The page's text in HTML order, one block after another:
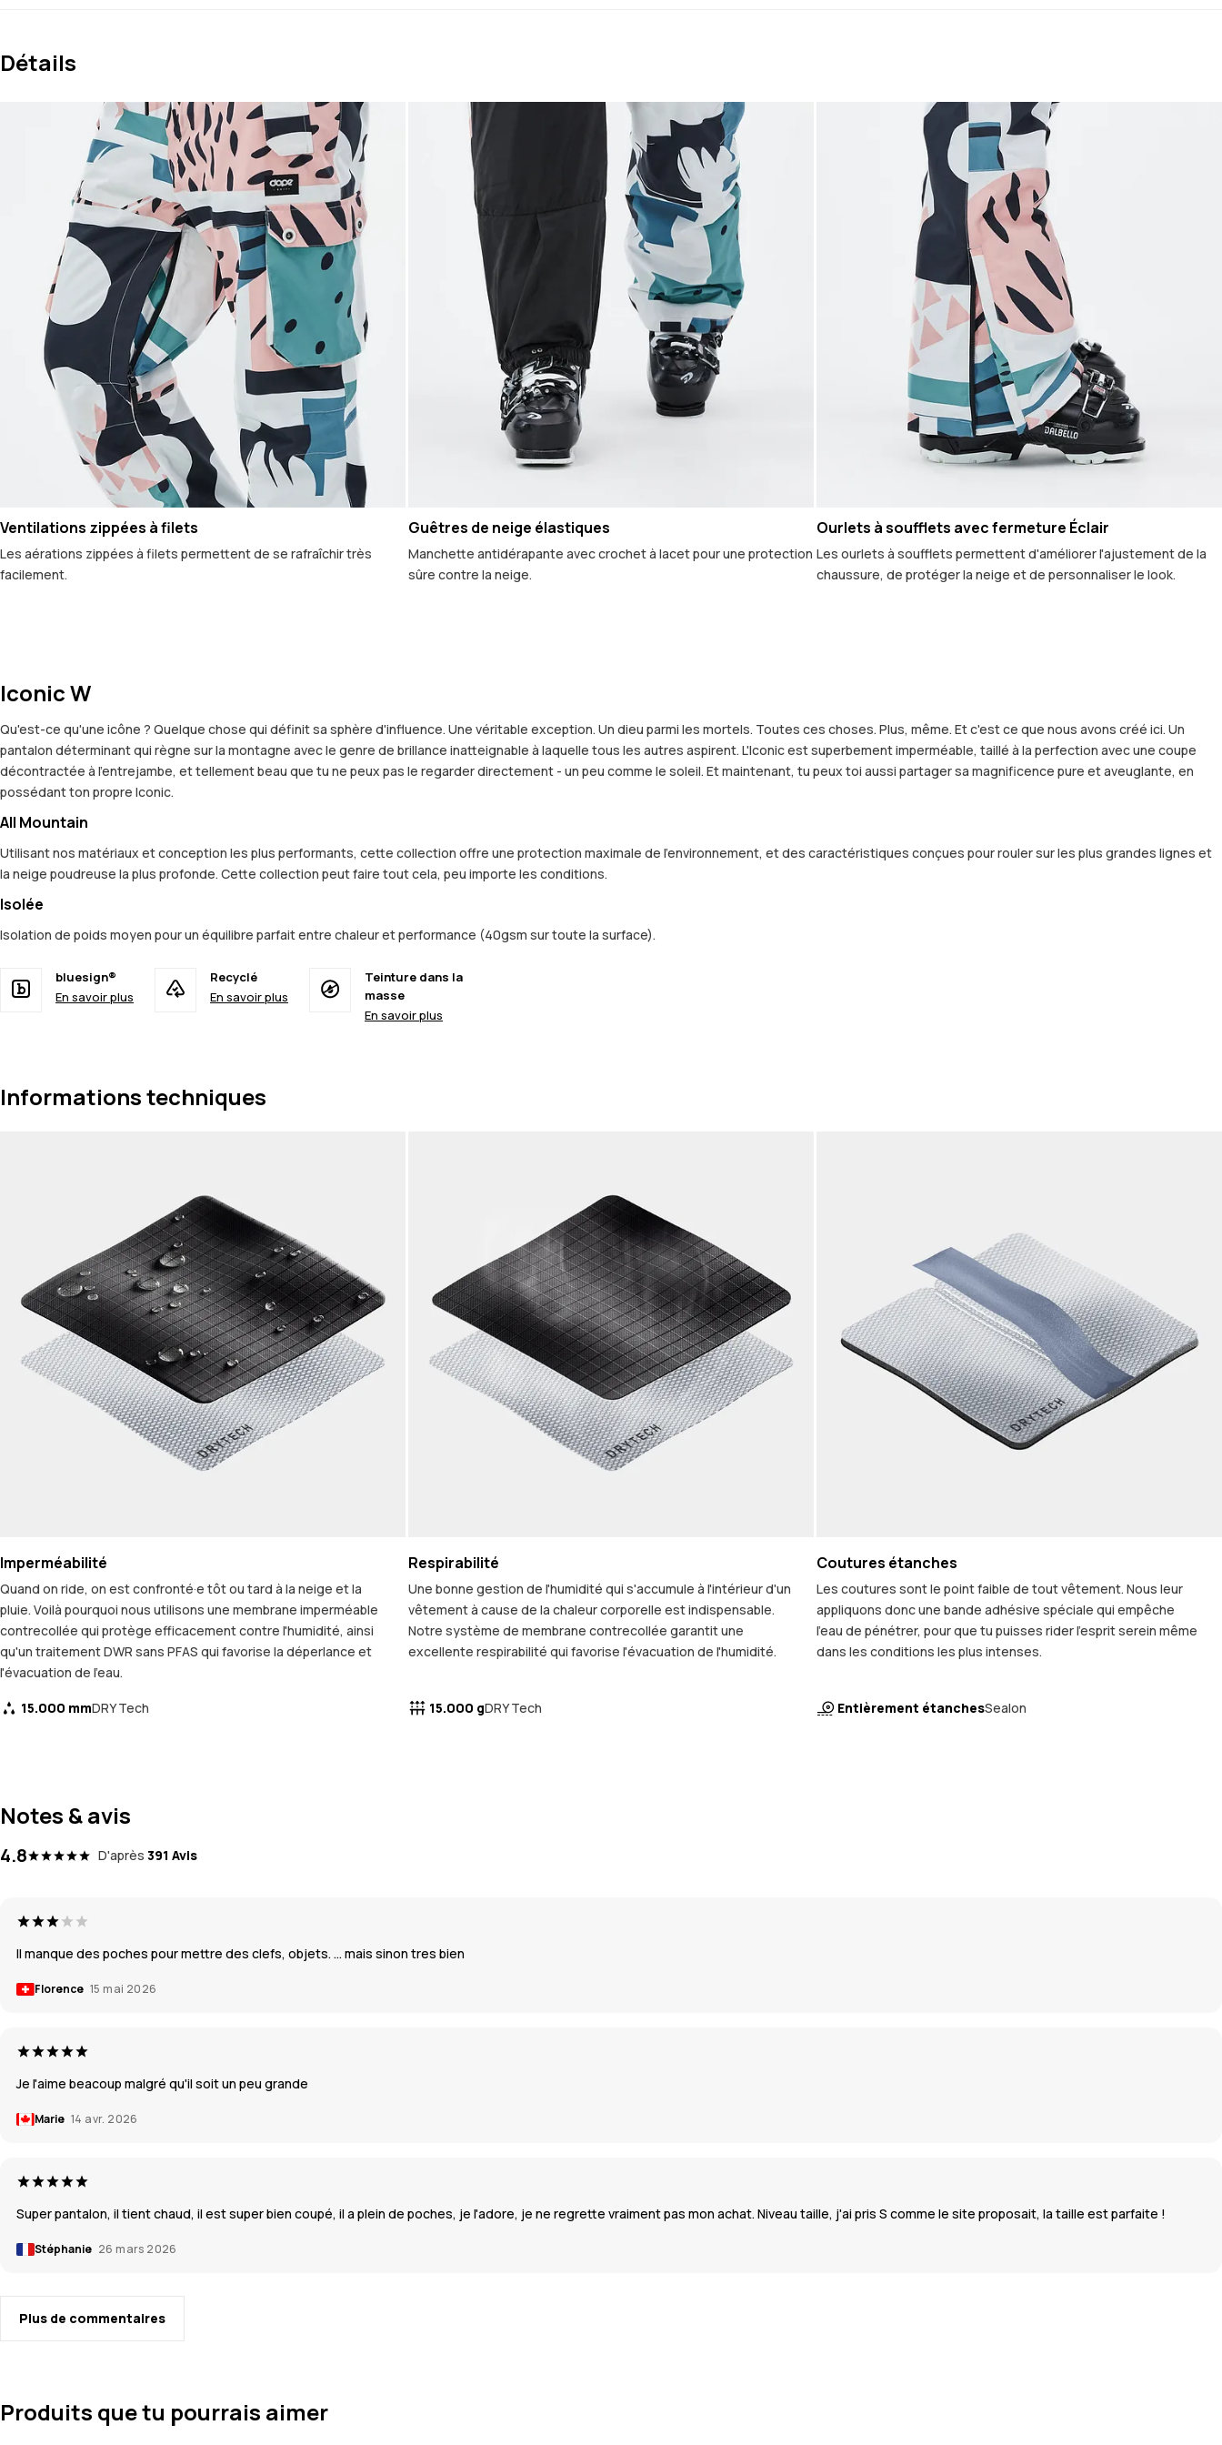
Détails
Ventilations zippées à filets
Les aérations zippées à filets permettent de se rafraîchir très
facilement.
Guêtres de neige élastiques
Manchette antidérapante avec crochet à lacet pour une protection
sûre contre la neige.
Ourlets à soufflets avec fermeture Éclair
Les ourlets à soufflets permettent d'améliorer l'ajustement de la
chaussure, de protéger la neige et de personnaliser le look.
Iconic W
Qu'est-ce qu'une icône ? Quelque chose qui définit sa sphère d'influence. Une véritable exception. Un dieu parmi les mortels. Toutes ces choses. Plus, même. Et c'est ce que nous avons créé ici. Un
pantalon déterminant qui règne sur la montagne avec le genre de brillance inatteignable à laquelle tous les autres aspirent. L'Iconic est superbement imperméable, taillé à la perfection avec une coupe
décontractée à l'entrejambe, et tellement beau que tu ne peux pas le regarder directement - un peu comme le soleil. Et maintenant, tu peux toi aussi partager sa magnificence pure et aveuglante, en
possédant ton propre Iconic.
All Mountain
Utilisant nos matériaux et conception les plus performants, cette collection offre une protection maximale de l'environnement, et des caractéristiques conçues pour rouler sur les plus grandes lignes et
la neige poudreuse la plus profonde. Cette collection peut faire tout cela, peu importe les conditions.
Isolée
Isolation de poids moyen pour un équilibre parfait entre chaleur et performance (40gsm sur toute la surface).
bluesign®
En savoir plus
Recyclé
En savoir plus
Teinture dans la
masse
En savoir plus
Informations techniques
Imperméabilité
Quand on ride, on est confronté·e tôt ou tard à la neige et la
pluie. Voilà pourquoi nous utilisons une membrane imperméable
contrecollée qui protège efficacement contre l'humidité, ainsi
qu'un traitement DWR sans PFAS qui favorise la déperlance et
l'évacuation de l'eau.
15.000 mmDRY Tech
Respirabilité
Une bonne gestion de l'humidité qui s'accumule à l'intérieur d'un
vêtement à cause de la chaleur corporelle est indispensable.
Notre système de membrane contrecollée garantit une
excellente respirabilité qui favorise l'évacuation de l'humidité.
15.000 gDRY Tech
Coutures étanches
Les coutures sont le point faible de tout vêtement. Nous leur
appliquons donc une bande adhésive spéciale qui empêche
l'eau de pénétrer, pour que tu puisses rider l'esprit serein même
dans les conditions les plus intenses.
Entièrement étanchesSealon
Notes & avis
4.8 D'après 391 Avis
Il manque des poches pour mettre des clefs, objets. … mais sinon tres bien
Florence 15 mai 2026
Je l'aime beacoup malgré qu'il soit un peu grande
Marie 14 avr. 2026
Super pantalon, il tient chaud, il est super bien coupé, il a plein de poches, je l'adore, je ne regrette vraiment pas mon achat. Niveau taille, j'ai pris S comme le site proposait, la taille est parfaite !
Stéphanie 26 mars 2026
Plus de commentaires
Produits que tu pourrais aimer